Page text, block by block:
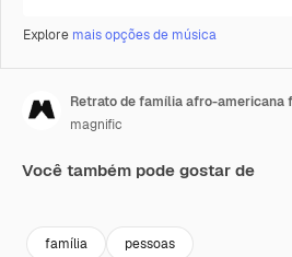
Explore mais opções de música
magnific
Você também pode gostar de
família pessoas